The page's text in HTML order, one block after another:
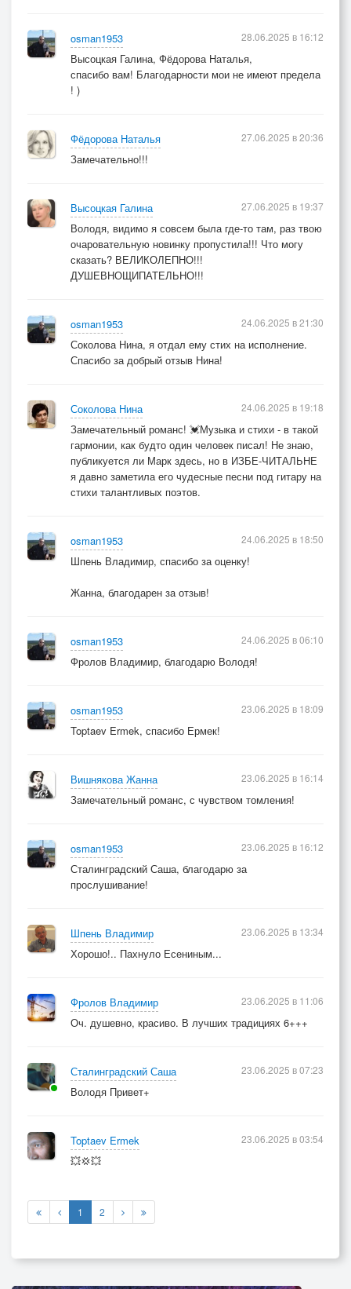
osman1953
Высоцкая Галина, Фёдорова Наталья,
спасибо вам! Благодарности мои не имеют предела
! )
28.06.2025 в 16:12
Фёдорова Наталья
Замечательно!!!
27.06.2025 в 20:36
Высоцкая Галина
Володя, видимо я совсем была где-то там, раз твою
очаровательную новинку пропустила!!! Что могу
сказать? ВЕЛИКОЛЕПНО!!!
ДУШЕВНОЩИПАТЕЛЬНО!!!
27.06.2025 в 19:37
osman1953
Соколова Нина, я отдал ему стих на исполнение.
Спасибо за добрый отзыв Нина!
24.06.2025 в 21:30
Соколова Нина
Замечательный романс! 💓Музыка и стихи - в такой
гармонии, как будто один человек писал! Не знаю,
публикуется ли Марк здесь, но в ИЗБЕ-ЧИТАЛЬНЕ
я давно заметила его чудесные песни под гитару на
стихи талантливых поэтов.
24.06.2025 в 19:18
osman1953
Шпень Владимир, спасибо за оценку!
Жанна, благодарен за отзыв!
24.06.2025 в 18:50
osman1953
Фролов Владимир, благодарю Володя!
24.06.2025 в 06:10
osman1953
Toptaev Ermek, спасибо Ермек!
23.06.2025 в 18:09
Вишнякова Жанна
Замечательный романс, с чувством томления!
23.06.2025 в 16:14
osman1953
Сталинградский Саша, благодарю за
прослушивание!
23.06.2025 в 16:12
Шпень Владимир
Хорошо!.. Пахнуло Есениным...
23.06.2025 в 13:34
Фролов Владимир
Оч. душевно, красиво. В лучших традициях 6+++
23.06.2025 в 11:06
Сталинградский Саша
Володя Привет+
23.06.2025 в 07:23
Toptaev Ermek
💥💢💥
23.06.2025 в 03:54
1 2